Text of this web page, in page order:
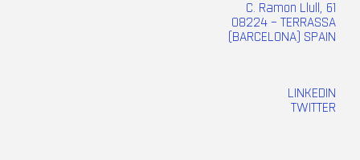
C. Ramon Llull, 61
08224 – TERRASSA
(BARCELONA) SPAIN
LINKEDIN
TWITTER